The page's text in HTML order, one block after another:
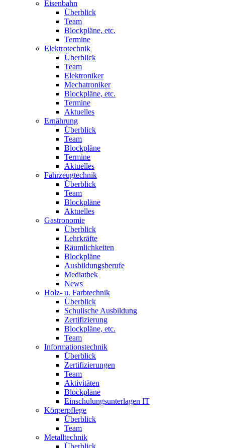
Eisenbahn
Überblick
Team
Blockpläne, etc.
Termine
Elektrotechnik
Überblick
Team
Elektroniker
Mechatroniker
Blockpläne, etc.
Termine
Aktuelles
Ernährung
Überblick
Team
Blockpläne
Termine
Aktuelles
Fahrzeugtechnik
Überblick
Team
Blockpläne
Aktuelles
Gastronomie
Überblick
Lehrkräfte
Räumlichkeiten
Blockpläne
Ausbildungsberufe
Mediathek
News
Holz- u. Farbtechnik
Überblick
Schulische Ausbildung
Zertifizierung
Blockpläne, etc.
Team
Informationstechnik
Überblick
Zertifizierungen
Team
Aktivitäten
Blockpläne
Einschulungsunterlagen IT
Körperpflege
Überblick
Team
Metalltechnik
Überblick